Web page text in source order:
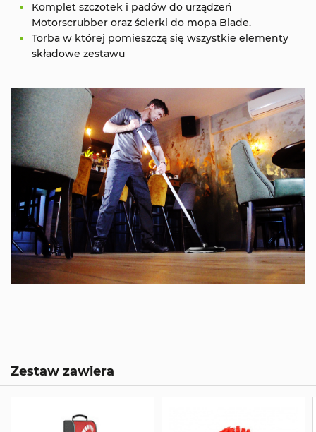
Komplet szczotek i padów do urządzeń
Motorscrubber oraz ścierki do mopa Blade.
Torba w której pomieszczą się wszystkie elementy
składowe zestawu
Zestaw zawiera